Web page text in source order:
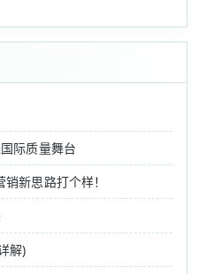
际质量舞台
新思路打个样！
解)